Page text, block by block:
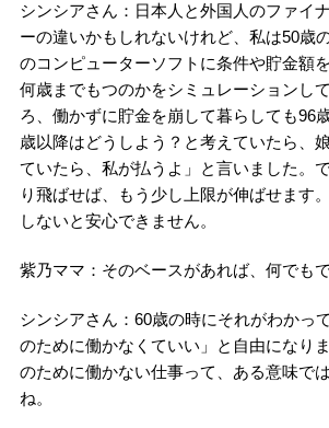
シンシアさん：日本人と外国人のファイ
ーの違いかもしれないけれど、私は50歳
のコンピューターソフトに条件や貯金額
何歳までもつのかをシミュレーションし
ろ、働かずに貯金を崩して暮らしても96
歳以降はどうしよう？と考えていたら、
ていたら、私が払うよ」と言いました。
り飛ばせば、もう少し上限が伸ばせます
しないと安心できません。
紫乃ママ：そのベースがあれば、何でもで
シンシアさん：60歳の時にそれがわかっ
のために働かなくていい」と自由になり
のために働かない仕事って、ある意味で
ね。